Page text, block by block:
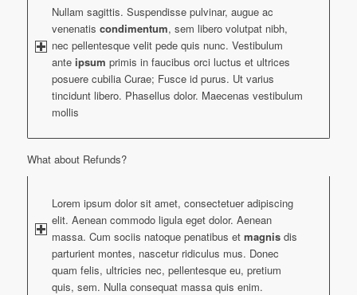
Nullam sagittis. Suspendisse pulvinar, augue ac
venenatis condimentum, sem libero volutpat nibh,
nec pellentesque velit pede quis nunc. Vestibulum
ante ipsum primis in faucibus orci luctus et ultrices
posuere cubilia Curae; Fusce id purus. Ut varius
tincidunt libero. Phasellus dolor. Maecenas vestibulum
mollis
What about Refunds?
Lorem ipsum dolor sit amet, consectetuer adipiscing
elit. Aenean commodo ligula eget dolor. Aenean
massa. Cum sociis natoque penatibus et magnisdis
parturient montes, nascetur ridiculus mus. Donec
quam felis, ultricies nec, pellentesque eu, pretium
quis, sem. Nulla consequat massa quis enim.